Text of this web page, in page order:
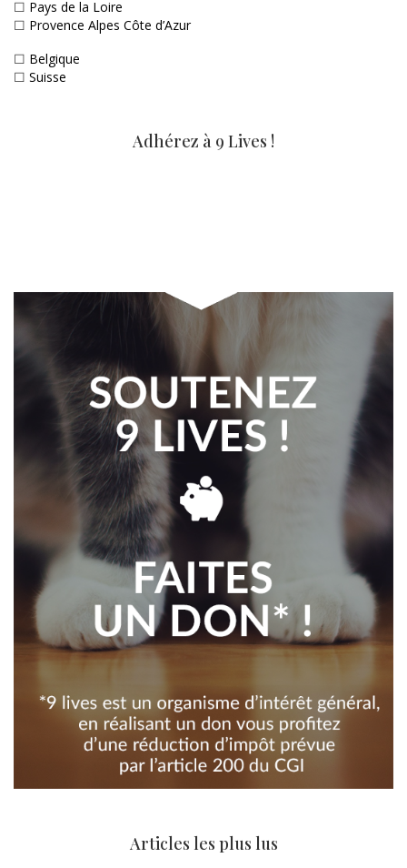
☐ Pays de la Loire
☐ Provence Alpes Côte d’Azur
☐ Belgique
☐ Suisse
Adhérez à 9 Lives !
Articles les plus lus